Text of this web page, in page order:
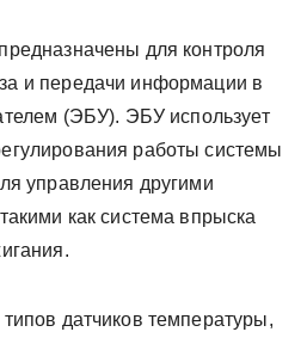
для контроля
и передачи информации в
(ЭБУ). ЭБУ использует
работы системы
управления другими
как система впрыска
датчиков температуры,